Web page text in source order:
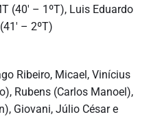
(40′ – 1ºT), Luis Eduardo
– 2ºT)
Ribeiro, Micael, Vinícius
Rubens (Carlos Manoel),
Giovani, Júlio César e